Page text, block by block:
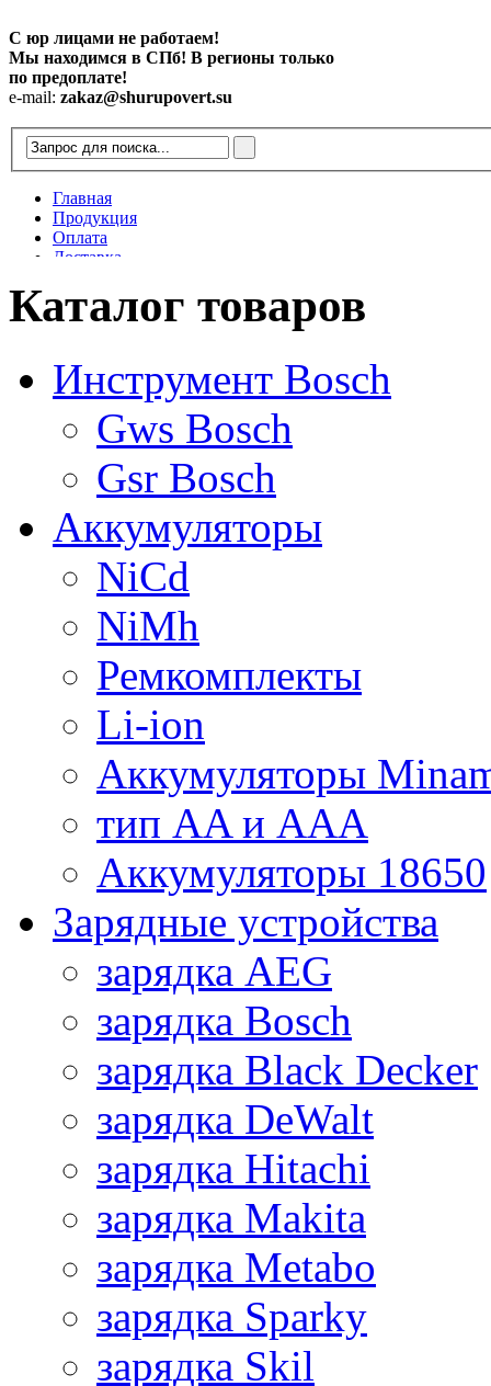
С юр лицами не работаем!
Мы находимся в СПб! В регионы только
по предоплате!
e-mail: zakaz@shurupovert.su
Главная
Продукция
Оплата
Доставка
Статьи
Каталог товаров
Инструмент Bosch
Gws Bosch
Gsr Bosch
Аккумуляторы
NiCd
NiMh
Ремкомплекты
Li-ion
Аккумуляторы
тип AA и AAA
Аккумуляторы 18650
Зарядные устройства
зарядка AEG
зарядка Bosch
зарядка Black Decker
зарядка DeWalt
зарядка Hitachi
зарядка Makita
зарядка Metabo
зарядка Sparky
зарядка Skil